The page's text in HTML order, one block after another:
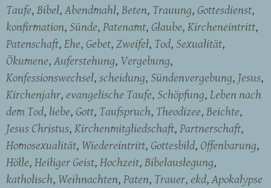
Taufe Bibel Abendmahl Beten Trauung Gottesdienst
konfirmation Sünde Patenamt Glaube Kircheneintritt
Patenschaft Ehe Gebet Zweifel Tod Sexualität
Ökumene Auferstehung Vergebung
Konfessionswechsel scheidung Sündenvergebung Jesus
Kirchenjahr evangelische Taufe Schöpfung Leben nach
dem Tod liebe Gott Taufspruch Theodizee Beichte
Jesus Christus Kirchenmitgliedschaft Partnerschaft
Homosexualität Wiedereintritt Gottesbild Offenbarung
Hölle Heiliger Geist Hochzeit Bibelauslegung
katholisch Weihnachten Paten Trauer ekd Apokalypse